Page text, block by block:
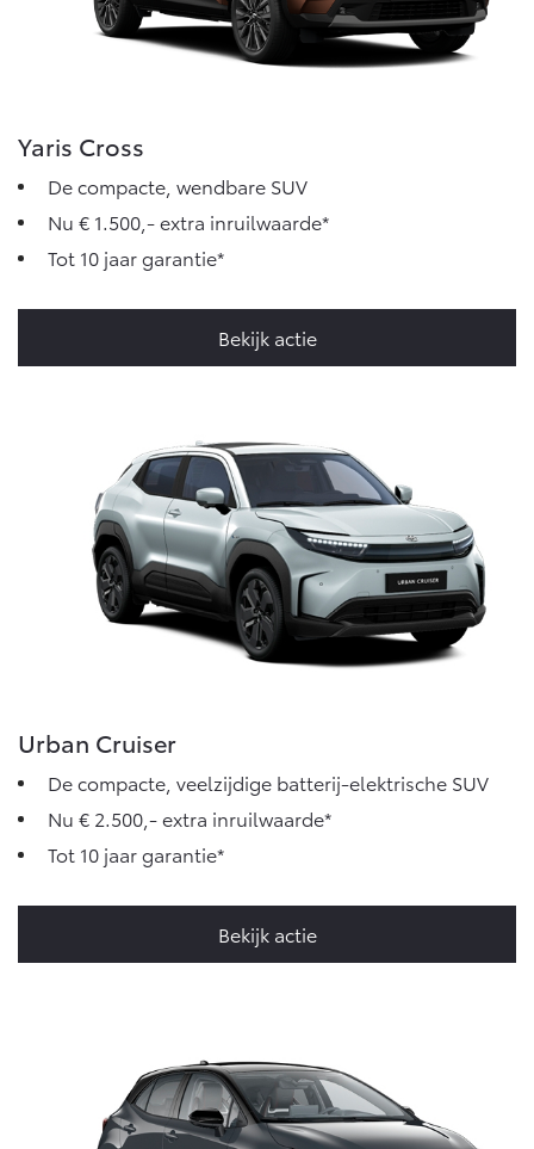
Yaris Cross
De compacte, wendbare SUV
Nu € 1.500,- extra inruilwaarde*
Tot 10 jaar garantie*
Bekijk actie
Urban Cruiser
De compacte, veelzijdige batterij-elektrische SUV
Nu € 2.500,- extra inruilwaarde*
Tot 10 jaar garantie*
Bekijk actie